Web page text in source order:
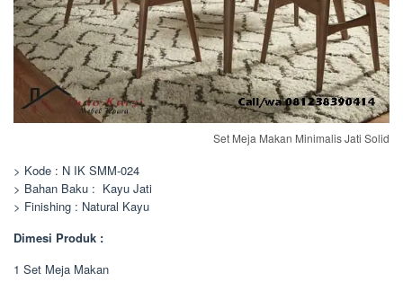
Set Meja Makan Minimalis Jati Solid
> Kode : N IK SMM-024
> Bahan Baku : Kayu Jati
> Finishing : Natural Kayu
Dimesi Produk :
1 Set Meja Makan